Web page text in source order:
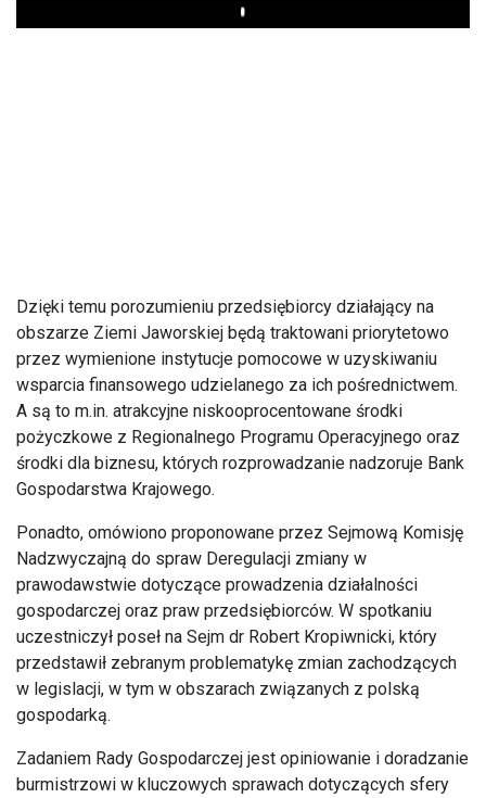
Play
Dzięki temu porozumieniu przedsiębiorcy działający na
obszarze Ziemi Jaworskiej będą traktowani priorytetowo
przez wymienione instytucje pomocowe w uzyskiwaniu
wsparcia finansowego udzielanego za ich pośrednictwem.
A są to m.in. atrakcyjne niskooprocentowane środki
pożyczkowe z Regionalnego Programu Operacyjnego oraz
środki dla biznesu, których rozprowadzanie nadzoruje Bank
Gospodarstwa Krajowego.
Ponadto, omówiono proponowane przez Sejmową Komisję
Nadzwyczajną do spraw Deregulacji zmiany w
prawodawstwie dotyczące prowadzenia działalności
gospodarczej oraz praw przedsiębiorców. W spotkaniu
uczestniczył poseł na Sejm dr Robert Kropiwnicki, który
przedstawił zebranym problematykę zmian zachodzących
w legislacji, w tym w obszarach związanych z polską
gospodarką.
Zadaniem Rady Gospodarczej jest opiniowanie i doradzanie
burmistrzowi w kluczowych sprawach dotyczących sfery